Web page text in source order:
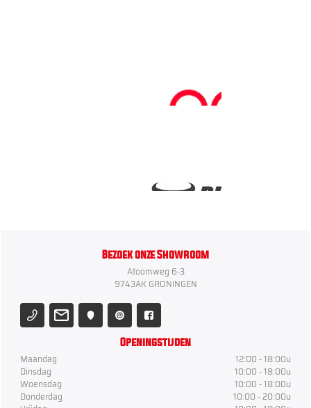
Bezoek onze Showroom
Atoomweg 6-3
9743AK GRONINGEN
Openingstijden
Maandag
12:00 - 18:00u
Dinsdag
10:00 - 18:00u
Woensdag
10:00 - 18:00u
Donderdag
10:00 - 20:00u